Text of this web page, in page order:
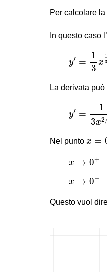
Per calcolare
In questo caso
y′ =
1
3
x
1
3
3x
La derivata
y′ =
1
3x2
2
Nel punto x =
x
x → 0+
→0
x → 0−
→0
Questo vuol